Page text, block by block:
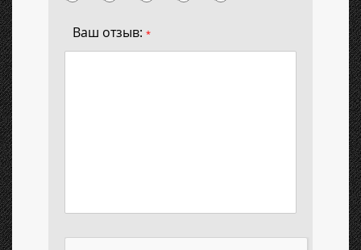
Ваш отзыв: *